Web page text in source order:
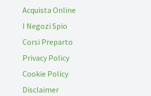
Acquista Online
I Negozi Spio
Corsi Preparto
Privacy Policy
Cookie Policy
Disclaimer